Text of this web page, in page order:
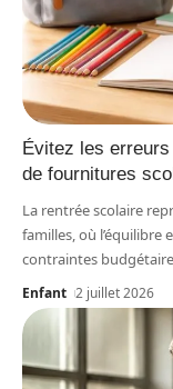
Évitez les
de fournitures
La rentrée scolaire
familles, où l’équilibre
contraintes
Enfant 2 juillet 2026